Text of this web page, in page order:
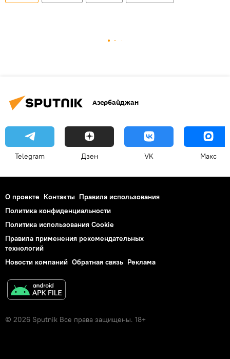
Азербайджан
Telegram Дзен VK Макс
О проекте Контакты Правила использования
Политика конфиденциальности
Политика использования Cookie
Правила применения рекомендательных
технологий
Новости компаний Обратная связь Реклама
© 2026 Sputnik Все права защищены. 18+